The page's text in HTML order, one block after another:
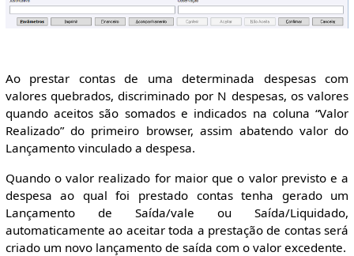
Ao prestar contas de uma determinada despesas com
valores quebrados, discriminado por N despesas, os valores
quando aceitos são somados e indicados na coluna “Valor
Realizado” do primeiro browser, assim abatendo valor do
Lançamento vinculado a despesa.
Quando o valor realizado for maior que o valor previsto e a
despesa ao qual foi prestado contas tenha gerado um
Lançamento de Saída/vale ou Saída/Liquidado,
automaticamente ao aceitar toda a prestação de contas será
criado um novo lançamento de saída com o valor excedente.